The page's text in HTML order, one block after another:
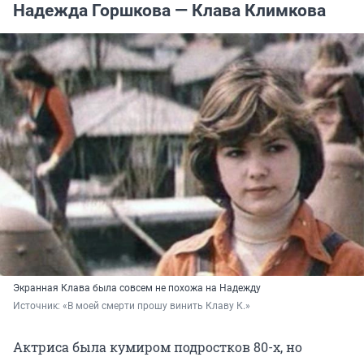
Надежда Горшкова — Клава Климкова
Экранная Клава была совсем не похожа на Надежду
Источник: «В моей смерти прошу винить Клаву К.»
Актриса была кумиром подростков 80-х, но